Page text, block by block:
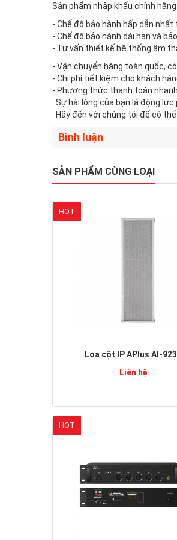
Sản phẩm nhập khẩu chính hãng
- Chế độ bảo hành hấp dẫn
- Chế độ bảo hành dài hạn và
- Tư vấn thiết kế hệ thống âm
- Vận chuyển hàng toàn quốc,
- Chi phí tiết kiệm cho khách
- Phương thức thanh toán
Sự hài lòng của bạn là động
Hãy đến với chúng tôi để có
Bình luận
SẢN PHẨM CÙNG LOẠI
HOT
Loa cột IP APlus AI-
Liên hệ
HOT